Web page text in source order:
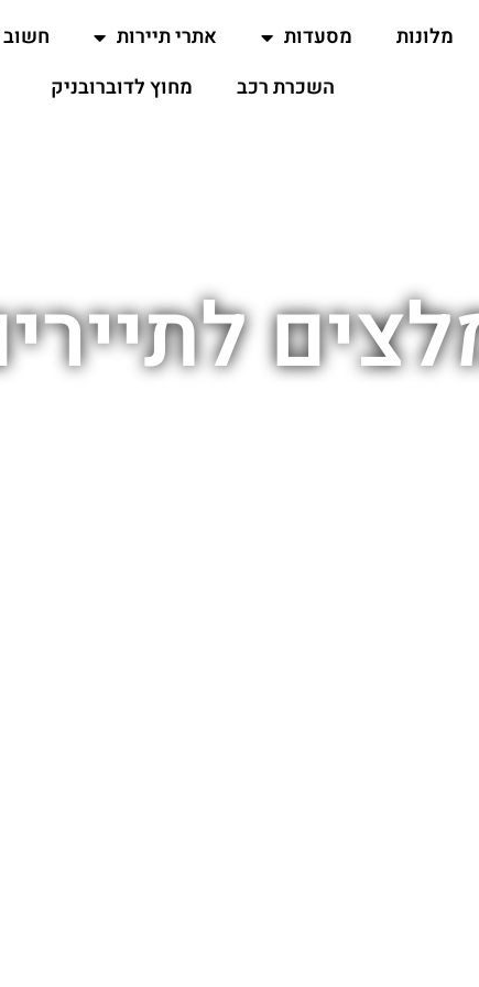
מלונות מסעדות אתרי תיירות
השכרת רכב
מחוץ לדוברובניק